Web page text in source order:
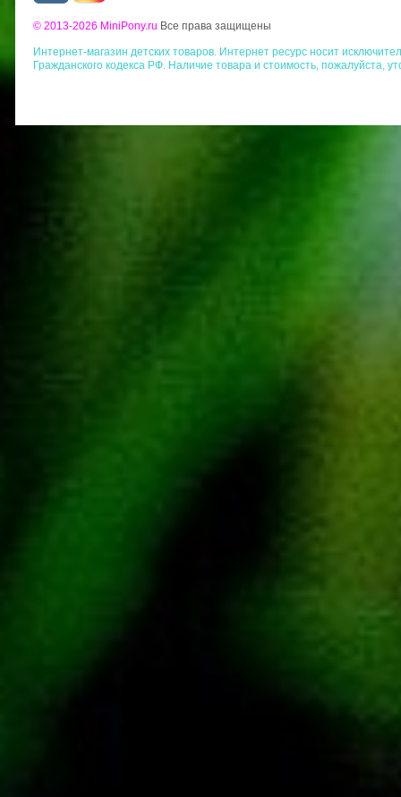
© 2013-2026 MiniPony.ru Все права защищены
Интернет-магазин детских товаров. Интернет ресурс носит
Гражданского кодекса РФ. Наличие товара и стоимость, пожалуйста,